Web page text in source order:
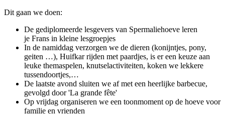
Dit gaan we doen:
De gediplomeerde lesgevers van Spermaliehoeve leren
je Frans in kleine lesgroepjes
In de namiddag verzorgen we de dieren (konijntjes, pony,
geiten …), Huifkar rijden met paardjes, is er een keuze aan
leuke themaspelen, knutselactiviteiten, koken we lekkere
tussendoortjes,…
De laatste avond sluiten we af met een heerlijke barbecue,
gevolgd door 'La grande fête'
Op vrijdag organiseren we een toonmoment op de hoeve voor
familie en vrienden